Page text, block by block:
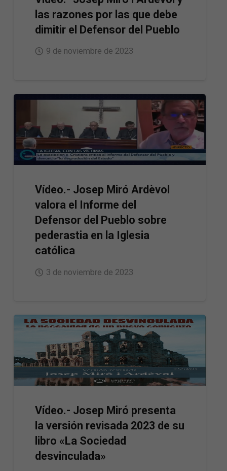
las razones por las que debe
dimitir el Defensor del Pueblo
9 de noviembre de 2023
Vídeo.- Josep Miró Ardèvol
valora el Informe del
Defensor del Pueblo sobre
pederastia en la Iglesia
católica
3 de noviembre de 2023
Vídeo.- Josep Miró presenta
la versión revisada 2023 de su
libro «La Sociedad
desvinculada»